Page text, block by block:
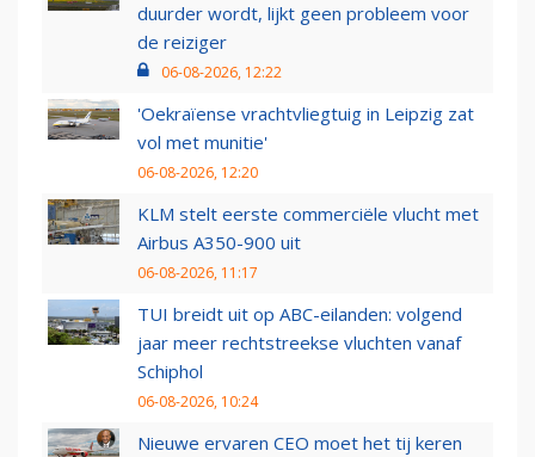
duurder wordt, lijkt geen probleem voor
de reiziger
06-08-2026, 12:22
'Oekraïense vrachtvliegtuig in Leipzig zat
vol met munitie'
06-08-2026, 12:20
KLM stelt eerste commerciële vlucht met
Airbus A350-900 uit
06-08-2026, 11:17
TUI breidt uit op ABC-eilanden: volgend
jaar meer rechtstreekse vluchten vanaf
Schiphol
06-08-2026, 10:24
Nieuwe ervaren CEO moet het tij keren